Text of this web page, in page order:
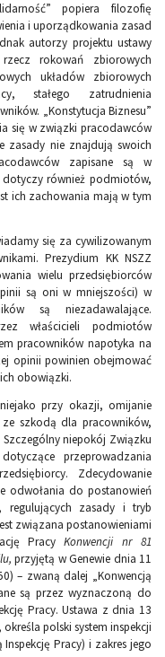
popiera filozofię
i uporządkowania zasad
autorzy projektu ustawy
rokowań zbiorowych
układów zbiorowych
stałego zatrudnienia
„Konstytucja Biznesu”
się w związki pracodawców
zasady nie znajdują swoich
zapisane są w
również podmiotów,
ich zachowania mają w tym
się za cywilizowanym
Prezydium KK NSZZ
wielu przedsiębiorców
są oni w mniejszości) w
są niezadawalające.
właścicieli podmiotów
pracowników napotyka na
opinii powinien obejmować
obowiązki.
przy okazji, omijanie
szkodą dla pracowników,
niepokój Związku
przeprowadzania
Zdecydowanie
odwołania do postanowień
regulujących zasady i tryb
związana postanowieniami
PracyKonwencji nr 81
przyjętą w Genewie dnia 11
– zwaną dalej „Konwencją
są przez wyznaczoną do
Pracy. Ustawa z dnia 13
polski system inspekcji
Pracy) i zakres jego